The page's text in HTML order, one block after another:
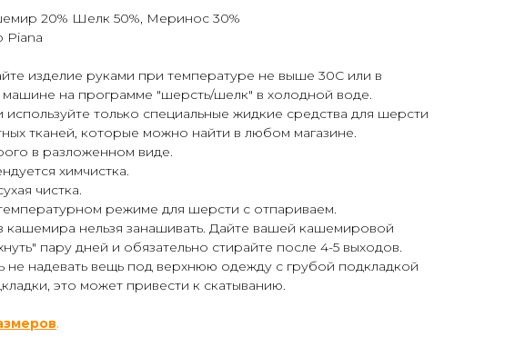
20% Шелк 50%, Меринос 30%
Piana
изделие руками при температуре не выше 30С или в
машине на программе "шерсть/шелк" в холодной воде.
используйте только специальные жидкие средства для шерсти
тканей, которые можно найти в любом магазине.
в разложенном виде.
химчистка.
чистка.
температурном режиме для шерсти с отпариваем.
кашемира нельзя занашивать. Дайте вашей кашемировой
пару дней и обязательно стирайте после 4-5 выходов.
не надевать вещь под верхнюю одежду с грубой подкладкой
это может привести к скатыванию.
.